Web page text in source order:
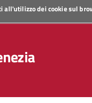
all'utilizzo dei cookie sul